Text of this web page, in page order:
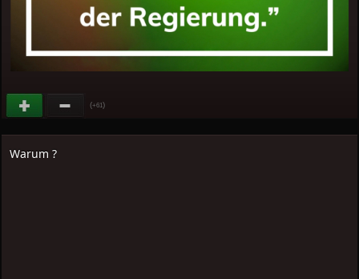
(+61)
Warum ?